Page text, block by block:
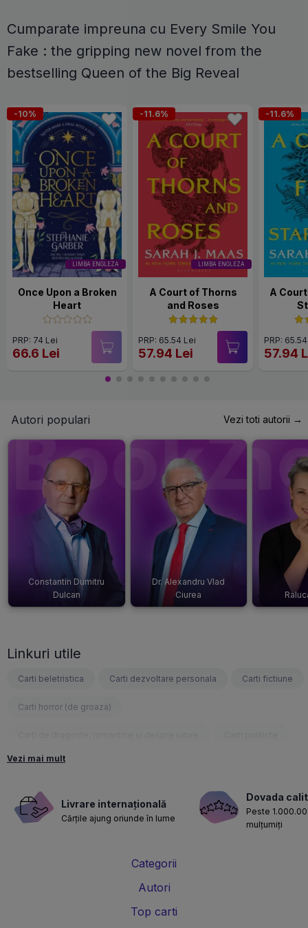
Cumparate impreuna cu Every Smile You
Fake : the gripping new novel from the
bestselling Queen of the Big Reveal
LIMBA ENGLEZA
-10%
Once Upon a Broken
Heart
PRP: 74 Lei
66.6 Lei
LIMBA ENGLEZA
-11.6%
A Court of Thorns
and Roses
PRP: 65.54 Lei
57.94 Lei
-11.6%
A
PRP:
57.94
Autori populari Vezi toti autorii →
Constantin Dumitru
Dulcan
Dr. Alexandru Vlad
Ciurea
Linkuri utile
Carti beletristica Carti dezvoltare personala Carti fictiune
Carti horror (de groaza)
Carti fantasy
Carti nutritie, sanatate si de slabit Carti diete
Carti despre sarcina si nastere Carti educatie financiara
Vezi mai mult
Livrare internațională
Cărțile ajung oriunde în lume
Dovada
Peste
mulțumiți
Categorii
Autori
Top carti